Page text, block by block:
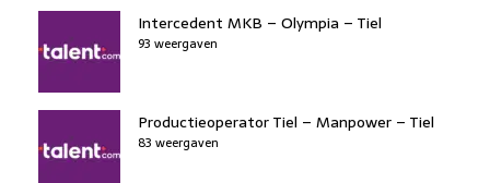
Intercedent MKB – Olympia – Tiel
93 weergaven
Productieoperator Tiel – Manpower – Tiel
83 weergaven